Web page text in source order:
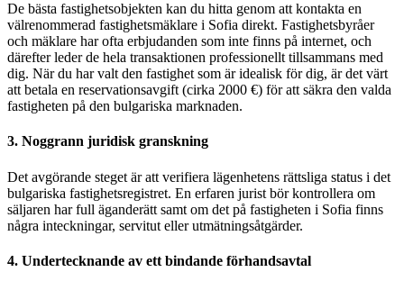
De bästa fastighetsobjekten kan du hitta genom att kontakta en
välrenommerad fastighetsmäklare i Sofia direkt. Fastighetsbyråer
och mäklare har ofta erbjudanden som inte finns på internet, och
därefter leder de hela transaktionen professionellt tillsammans med
dig. När du har valt den fastighet som är idealisk för dig, är det värt
att betala en reservationsavgift (cirka 2000 €) för att säkra den valda
fastigheten på den bulgariska marknaden.
3. Noggrann juridisk granskning
Det avgörande steget är att verifiera lägenhetens rättsliga status i det
bulgariska fastighetsregistret. En erfaren jurist bör kontrollera om
säljaren har full äganderätt samt om det på fastigheten i Sofia finns
några inteckningar, servitut eller utmätningsåtgärder.
4. Undertecknande av ett bindande förhandsavtal